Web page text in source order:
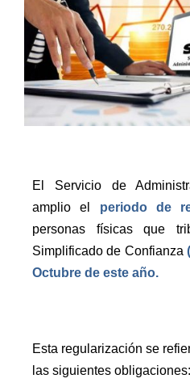
El Servicio de
amplio el periodo de
personas físicas que
Simplificado de Confianza
Octubre de este año.
Esta regularización se
las siguientes obligaciones: